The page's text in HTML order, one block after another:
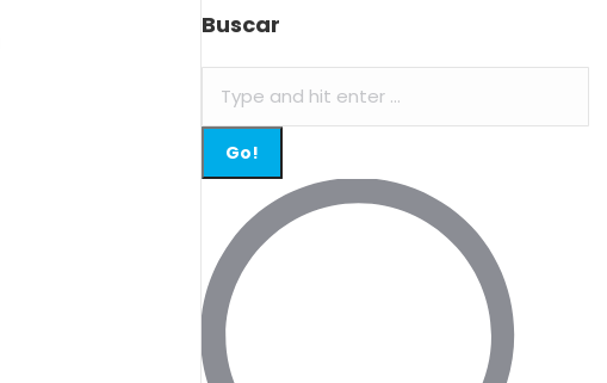
Buscar